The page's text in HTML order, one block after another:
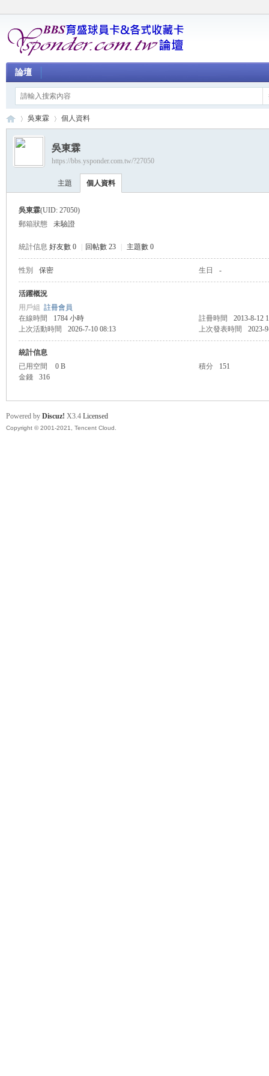
論壇
›
吳東霖 個人資料
吳東霖
https://bbs.ysponder.com.tw/?27050
主題 個人資料
吳東霖(UID: 27050)
郵箱狀態
未驗證
統計信息 好友數 0 回帖數 23 主題數 0
性別 保密 生日 -
活躍概況
用戶組 註冊會員
在線時間
1784 小時 註冊時間
2013-8-12
上次活動時間
2026-7-10 08:13 上次發表時間 2023-
統計信息
已用空間
0 B 積分
151
金錢
316
Powered by Discuz! X3.4 Licensed
Copyright © 2001-2021, Tencent Cloud.